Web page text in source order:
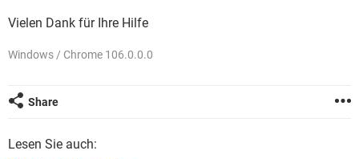
FACEBOOK
Vielen Dank für Ihre Hilfe
Windows / Chrome 106.0.0.0
Share
Lesen Sie auch: